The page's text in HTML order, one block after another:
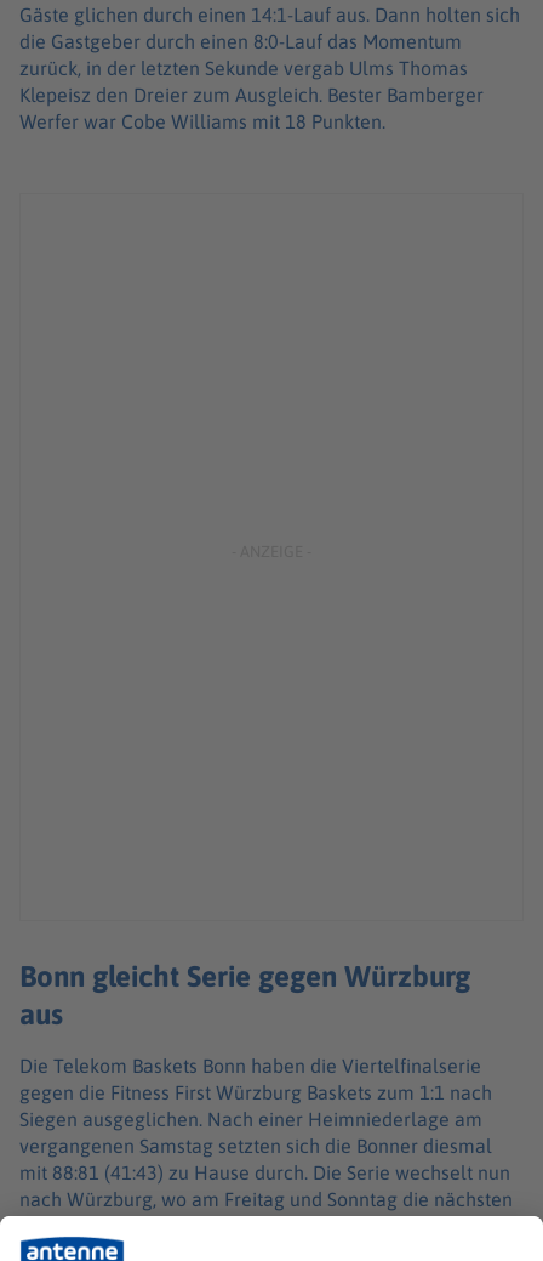
Gäste glichen durch einen 14:1-Lauf aus. Dann holten sich
die Gastgeber durch einen 8:0-Lauf das Momentum
zurück, in der letzten Sekunde vergab Ulms Thomas
Klepeisz den Dreier zum Ausgleich. Bester Bamberger
Werfer war Cobe Williams mit 18 Punkten.
Bonn gleicht Serie gegen Würzburg
aus
Die Telekom Baskets Bonn haben die Viertelfinalserie
gegen die Fitness First Würzburg Baskets zum 1:1 nach
Siegen ausgeglichen. Nach einer Heimniederlage am
vergangenen Samstag setzten sich die Bonner diesmal
mit 88:81 (41:43) zu Hause durch. Die Serie wechselt nun
nach Würzburg, wo am Freitag und Sonntag die nächsten